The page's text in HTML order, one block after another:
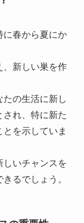
に春から夏にか
、新しい巣を作
の生活に新し
れ、特に新た
を示していま
いチャンスを
るでしょう。